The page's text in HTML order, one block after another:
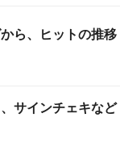
ら、ヒットの推移
サインチェキなど